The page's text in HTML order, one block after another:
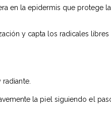
en la epidermis que protege
y capta los radicales libres
la piel siguiendo el